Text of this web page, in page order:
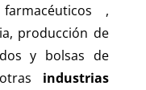
,
producción de
y bolsas de
industrias